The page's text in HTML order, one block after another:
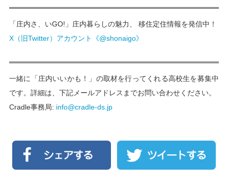
「庄内さ、いGO!」庄内暮らしの魅力、 移住定住情報を発信中！
X（旧Twitter）アカウント《@shonaigo》
一緒に「庄内いいかも！」の取材を行ってくれる高校生を募集中
です。詳細は、下記メールアドレスまでお問い合わせください。
Cradle事務局: info@cradle-ds.jp